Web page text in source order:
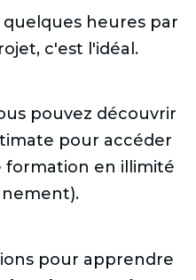
heures par
c'est l'idéal.
pouvez découvrir
pour accéder
formation en illimité
pour apprendre